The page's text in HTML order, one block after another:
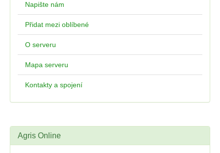
Napište nám
Přidat mezi oblíbené
O serveru
Mapa serveru
Kontakty a spojení
Agris Online